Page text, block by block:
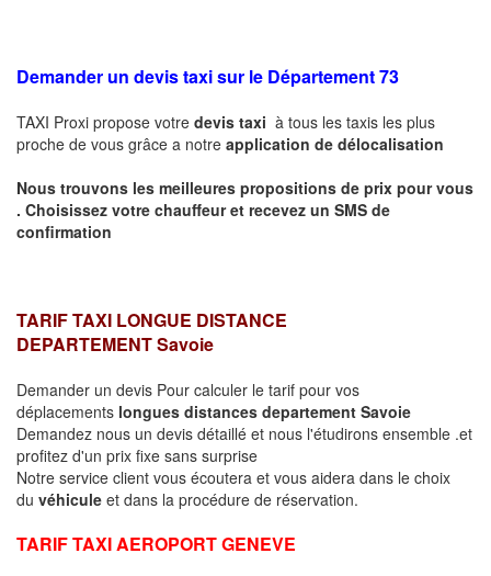
Demander un devis taxi sur le Département 73
TAXI Proxi propose votre devis taxi à tous les taxis les plus
proche de vous grâce a notre application de délocalisation
Nous trouvons les meilleures propositions de prix pour vous
. Choisissez votre chauffeur et recevez un SMS de
confirmation
TARIF TAXI LONGUE DISTANCE
DEPARTEMENTSavoie
Demander un devis Pour calculer le tarif pour vos
déplacements longues distances departement Savoie
Demandez nous un devis détaillé et nous l'étudirons ensemble .et
profitez d'un prix fixe sans surprise
Notre service client vous écoutera et vous aidera dans le choix
du véhicule et dans la procédure de réservation.
TARIF TAXI AEROPORT GENEVE